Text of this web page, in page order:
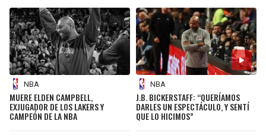
NBA
MUERE ELDEN CAMPBELL,
EXJUGADOR DE LOS LAKERS Y
CAMPEÓN DE LA NBA
NBA
J.B. BICKERSTAFF: “QUERÍAMOS
DARLES UN ESPECTÁCULO, Y SENTÍ
QUE LO HICIMOS”